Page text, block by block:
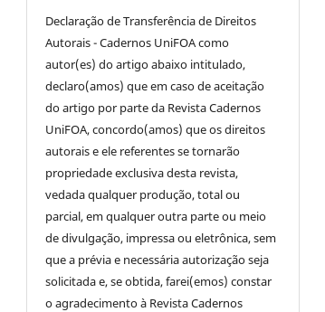
Declaração de Transferência de Direitos
Autorais - Cadernos UniFOA como
autor(es) do artigo abaixo intitulado,
declaro(amos) que em caso de aceitação
do artigo por parte da Revista Cadernos
UniFOA, concordo(amos) que os direitos
autorais e ele referentes se tornarão
propriedade exclusiva desta revista,
vedada qualquer produção, total ou
parcial, em qualquer outra parte ou meio
de divulgação, impressa ou eletrônica, sem
que a prévia e necessária autorização seja
solicitada e, se obtida, farei(emos) constar
o agradecimento à Revista Cadernos